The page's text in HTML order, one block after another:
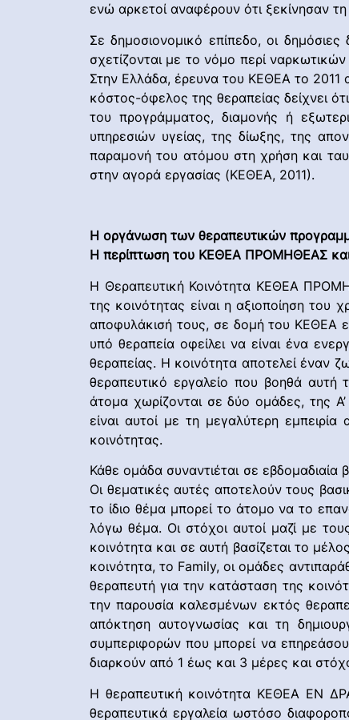
ενώ αρκετοί αναφέρουν ότι ξεκίνησαν
Σε δημοσιονομικό επίπεδο, οι
σχετίζονται με το νόμο περί
Στην Ελλάδα, έρευνα του ΚΕΘΕΑ το 2011
κόστος-όφελος της θεραπείας δείχνει
του προγράμματος, διαμονής ή
υπηρεσιών υγείας, της δίωξης, της
παραμονή του ατόμου στη χρήση και
στην αγορά εργασίας (ΚΕΘΕΑ, 2011).
Η οργάνωση των θεραπευτικών
Η περίπτωση του ΚΕΘΕΑ ΠΡΟΜΗΘΕΑΣ
Η Θεραπευτική Κοινότητα ΚΕΘΕΑ
της κοινότητας είναι η αξιοποίηση του
αποφυλάκισή τους, σε δομή του ΚΕΘΕΑ
υπό θεραπεία οφείλει να είναι ένα
θεραπείας. Η κοινότητα αποτελεί έναν
θεραπευτικό εργαλείο που βοηθά
άτομα χωρίζονται σε δύο ομάδες, της
είναι αυτοί με τη μεγαλύτερη
κοινότητας.
Κάθε ομάδα συναντιέται σε
Οι θεματικές αυτές αποτελούν τους
το ίδιο θέμα μπορεί το άτομο να το
λόγω θέμα. Οι στόχοι αυτοί μαζί με
κοινότητα και σε αυτή βασίζεται το
κοινότητα, το Family, οι ομάδες
θεραπευτή για την κατάσταση της
την παρουσία καλεσμένων εκτός
απόκτηση αυτογνωσίας και τη
συμπεριφορών που μπορεί να
διαρκούν από 1 έως και 3 μέρες και
Η θεραπευτική κοινότητα ΚΕΘΕΑ ΕΝ
θεραπευτικά εργαλεία ωστόσο